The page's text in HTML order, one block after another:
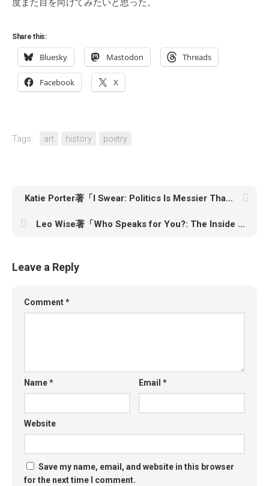
度また目を向けてみたいと思った。
Share this:
Bluesky Mastodon Threads
Facebook X
Tags: art history poetry
Katie Porter著「I Swear: Politics Is Messier Than My Minivan」
Leo Wise著「Who Speaks for You?: The Inside Story of the Prosecutor Who Took Down Baltimore’s Most Crooked Cops」
Leave a Reply
Comment*
Name* Email*
Website
Save my name, email, and website in this browser
for the next time I comment.